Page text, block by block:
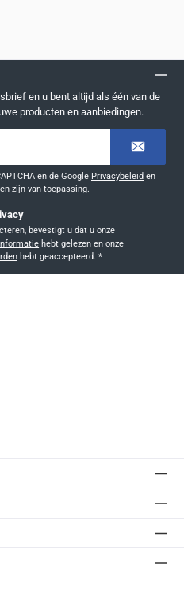
en u bent altijd als één van de
producten en aanbiedingen.
en de Google Privacybeleid en
zijn van toepassing.
Door doorgaan te selecteren, bevestigt u dat u onze
hebt geaccepteerd. *